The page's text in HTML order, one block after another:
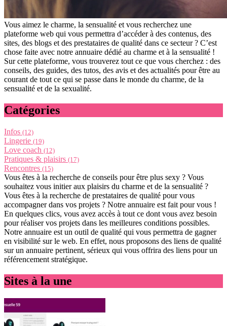
Vous aimez le charme, la sensualité et vous recherchez une
plateforme web qui vous permettra d’accéder à des contenus, des
sites, des blogs et des prestataires de qualité dans ce secteur ? C’est
chose faite avec notre annuaire dédié au charme et à la sensualité !
Sur cette plateforme, vous trouverez tout ce que vous cherchez : des
conseils, des guides, des tutos, des avis et des actualités pour être au
courant de tout ce qui se passe dans le monde du charme, de la
sensualité et de la sexualité.
Catégories
Infos (12)
Lingerie (19)
Love coach (12)
Pratiques & plaisirs (17)
Rencontres (15)
Vous êtes à la recherche de conseils pour être plus sexy ? Vous
souhaitez vous initier aux plaisirs du charme et de la sensualité ?
Vous êtes à la recherche de prestataires de qualité pour vous
accompagner dans vos projets ? Notre annuaire est fait pour vous !
En quelques clics, vous avez accès à tout ce dont vous avez besoin
pour réaliser vos projets dans les meilleures conditions possibles.
Notre annuaire est un outil de qualité qui vous permettra de gagner
en visibilité sur le web. En effet, nous proposons des liens de qualité
sur un annuaire pertinent, sérieux qui vous offrira des liens pour un
référencement stratégique.
Sites à la une